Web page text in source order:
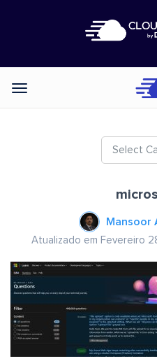
Categories
Select
Mansoor
Atualizado em Fevereiro